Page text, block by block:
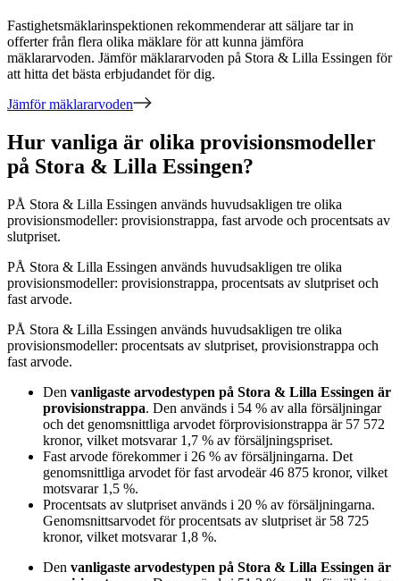
Fastighetsmäklarinspektionen rekommenderar att säljare tar in
offerter från flera olika mäklare för att kunna jämföra
mäklararvoden. Jämför mäklararvoden på Stora & Lilla Essingen för
att hitta det bästa erbjudandet för dig.
Jämför mäklararvoden
Hur vanliga är olika provisionsmodeller
på Stora & Lilla Essingen?
PÅ Stora & Lilla Essingen används huvudsakligen tre olika
provisionsmodeller: provisionstrappa, fast arvode och procentsats av
slutpriset.
PÅ Stora & Lilla Essingen används huvudsakligen tre olika
provisionsmodeller: provisionstrappa, procentsats av slutpriset och
fast arvode.
PÅ Stora & Lilla Essingen används huvudsakligen tre olika
provisionsmodeller: procentsats av slutpriset, provisionstrappa och
fast arvode.
Den vanligaste arvodestypen på Stora & Lilla Essingen är
provisionstrappa. Den används i 54 % av alla försäljningar
och det genomsnittliga arvodet förprovisionstrappa är 57 572
kronor, vilket motsvarar 1,7 % av försäljningspriset.
Fast arvode förekommer i 26 % av försäljningarna. Det
genomsnittliga arvodet för fast arvodeär 46 875 kronor, vilket
motsvarar 1,5 %.
Procentsats av slutpriset används i 20 % av försäljningarna.
Genomsnittsarvodet för procentsats av slutpriset är 58 725
kronor, vilket motsvarar 1,8 %.
Den vanligaste arvodestypen på Stora & Lilla Essingen är